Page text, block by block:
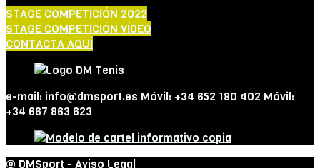
STAGE COMPETICIÓN 2022
STAGE COMPETICIÓN VÍDEO
CONTACTA AQUÍ
e-mail: info@dmsport.es Móvil: +34 652 180 402 Móvil:
+34 667 863 623
© DMSport - Aviso Legal